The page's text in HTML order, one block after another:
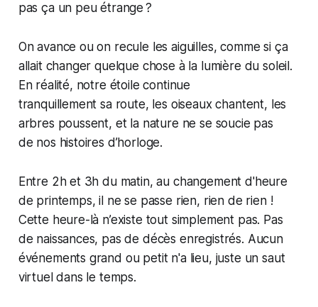
pas ça un peu étrange ?
On avance ou on recule les aiguilles, comme si ça
allait changer quelque chose à la lumière du soleil.
En réalité, notre étoile continue
tranquillement sa route, les oiseaux chantent, les
arbres poussent, et la nature ne se soucie pas
de nos histoires d’horloge.
Entre 2h et 3h du matin, au changement d'heure
de printemps, il ne se passe rien, rien de rien !
Cette heure-là n’existe tout simplement pas. Pas
de naissances, pas de décès enregistrés. Aucun
événements grand ou petit n'a lieu, juste un saut
virtuel dans le temps.